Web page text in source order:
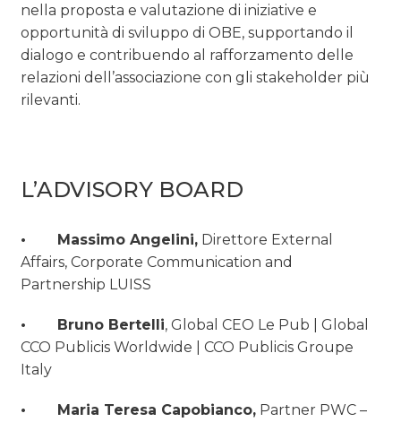
nella proposta e valutazione di iniziative e
opportunità di sviluppo di OBE, supportando il
dialogo e contribuendo al rafforzamento delle
relazioni dell’associazione con gli stakeholder più
rilevanti.
L’ADVISORY BOARD
• Massimo Angelini, Direttore External
Affairs, Corporate Communication and
Partnership LUISS
• Bruno Bertelli, Global CEO Le Pub | Global
CCO Publicis Worldwide | CCO Publicis Groupe
Italy
• Maria Teresa Capobianco, Partner PWC –